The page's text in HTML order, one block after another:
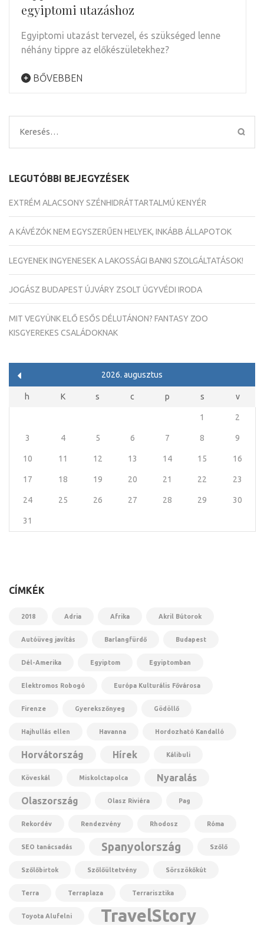
egyiptomi utazáshoz
Egyiptomi utazást tervezel, és szükséged lenne
néhány tippre az előkészületekhez?
BŐVEBBEN
Keresés:
LEGUTÓBBI BEJEGYZÉSEK
EXTRÉM ALACSONY SZÉNHIDRÁTTARTALMÚ KENYÉR
A KÁVÉZÓK NEM EGYSZERŰEN HELYEK, INKÁBB ÁLLAPOTOK
LEGYENEK INGYENESEK A LAKOSSÁGI BANKI SZOLGÁLTATÁSOK!
JOGÁSZ BUDAPEST ÚJVÁRY ZSOLT ÜGYVÉDI IRODA
MIT VEGYÜNK ELŐ ESŐS DÉLUTÁNON? FANTASY ZOO
KISGYEREKES CSALÁDOKNAK
2026. augusztus
h K s c p s v
1 2
3 4 5 6 7 8 9
10 11 12 13 14 15 16
17 18 19 20 21 22 23
24 25 26 27 28 29 30
31
CÍMKÉK
2018 Adria Afrika Akril Bútorok
Autóüveg javítás Barlangfürdő Budapest
Dél-Amerika Egyiptom Egyiptomban
Elektromos Robogó Európa Kulturális Fővárosa
Firenze Gyerekszőnyeg Gödöllő
Hajhullás ellen Havanna Hordozható Kandalló
Horvátország Hírek Kálibuli
Köveskál Miskolctapolca Nyaralás
Olaszország Olasz Riviéra Pag
Rekordév Rendezvény Rhodosz Róma
SEO tanácsadás Spanyolország Szőlő
Szőlőbirtok Szőlőültetvény Sörszökőkút
Terra Terraplaza Terrarisztika
Toyota Alufelni TravelStory